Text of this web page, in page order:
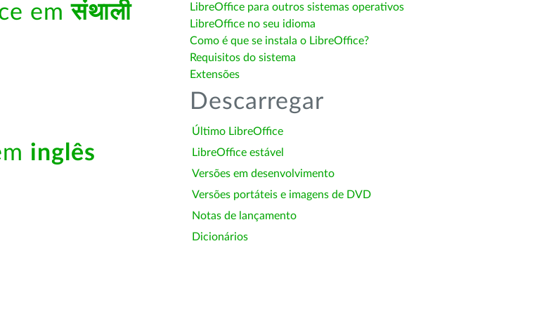
emसंथाली
inglês
LibreOffice para outros sistemas operativos
LibreOffice no seu idioma
Como é que se instala o LibreOffice?
Requisitos do sistema
Extensões
Descarregar
Último LibreOffice
LibreOffice estável
Versões em desenvolvimento
Versões portáteis e imagens de DVD
Notas de lançamento
Dicionários